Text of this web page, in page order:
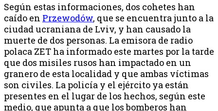
Según estas informaciones, dos cohetes han
caído en Przewodów, que se encuentra junto a la
ciudad ucraniana de Lviv, y han causado la
muerte de dos personas. La emisora ​​de radio
polaca ZET ha informado este martes por la tarde
que dos misiles rusos han impactado en un
granero de esta localidad y que ambas víctimas
son civiles. La policía y el ejército ya están
presentes en el lugar de los hechos, según este
medio, que apunta a que los bomberos han